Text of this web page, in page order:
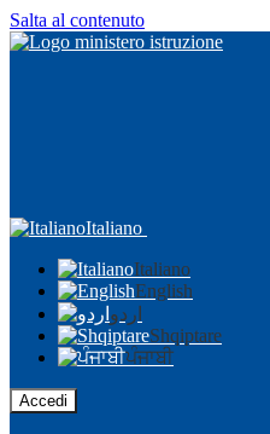
Salta al contenuto
Italiano
Italiano
English
اردو
Shqiptare
ਪੰਜਾਬੀ
Accedi